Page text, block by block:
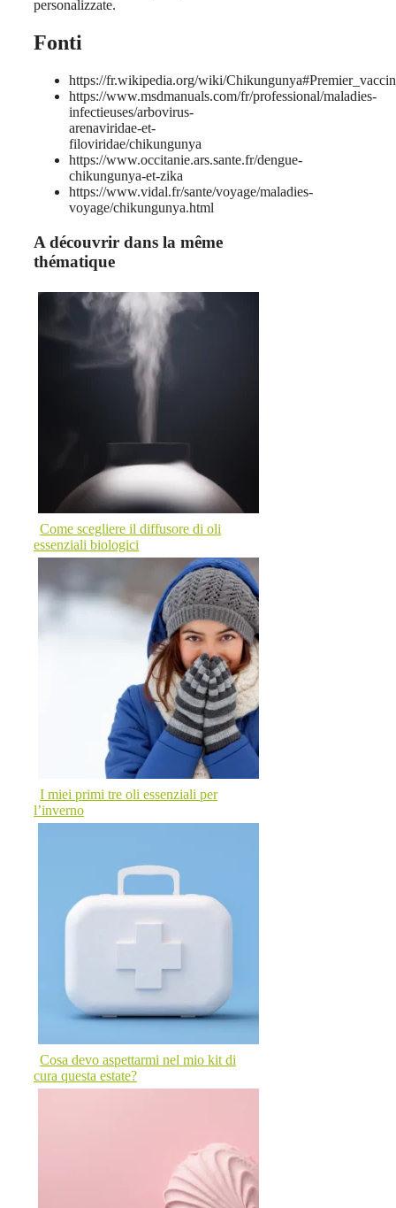
personalizzate.
Fonti
https://fr.wikipedia.org/wiki/
https://www.msdmanuals.com/fr/professional/maladies-
infectieuses/arbovirus-
arenaviridae-et-
filoviridae/chikungunya
https://www.occitanie.ars.sante.fr/dengue-
chikungunya-et-zika
https://www.vidal.fr/sante/voyage/maladies-
voyage/chikungunya.html
A découvrir dans la même
thématique
Come scegliere il diffusore di oli
essenziali biologici
I miei primi tre oli essenziali per
l’inverno
Cosa devo aspettarmi nel mio kit di
cura questa estate?